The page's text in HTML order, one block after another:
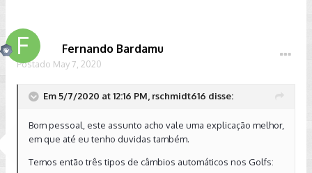
Fernando Bardamu
Postado May 7, 2020
Em 5/7/2020 at 12:16 PM, rschmidt616 disse:
Bom pessoal, este assunto acho vale uma explicação melhor,
em que até eu tenho duvidas também.
Temos então três tipos de câmbios automáticos nos Golfs: